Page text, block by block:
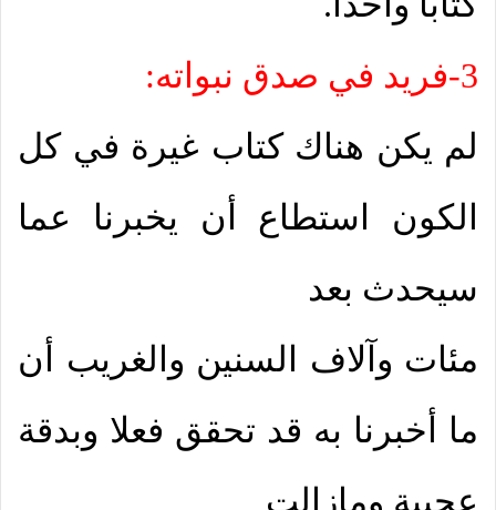
3-فريد في صدق نبواته:
لم يكن هناك كتاب غيرة في كل
الكون استطاع أن يخبرنا عما
سيحدث بعد
مئات وآلاف السنين والغريب أن
ما أخبرنا به قد تحقق فعلا وبدقة
عجيبة ومازالت